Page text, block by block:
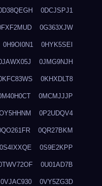
0DCJSPJ1
0G363XJW
0H9OI0N1 0HYK5SEI
0JMG9NJH
0KHXDLT8
0MCMJJJP
0P2UDQV4
0QR27BKM
0S4IXXQE 0S9E2KPP
0U01AD7B
0VJAC930 0VY5ZG3D